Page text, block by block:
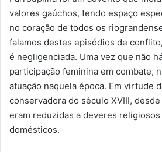
valores gaúchos, tendo espaço
no coração de todos os
falamos destes episódios de
é negligenciada. Uma vez que não
participação feminina em combate,
atuação naquela época. Em virtude
conservadora do século XVIII,
eram reduzidas a deveres religiosos
domésticos.